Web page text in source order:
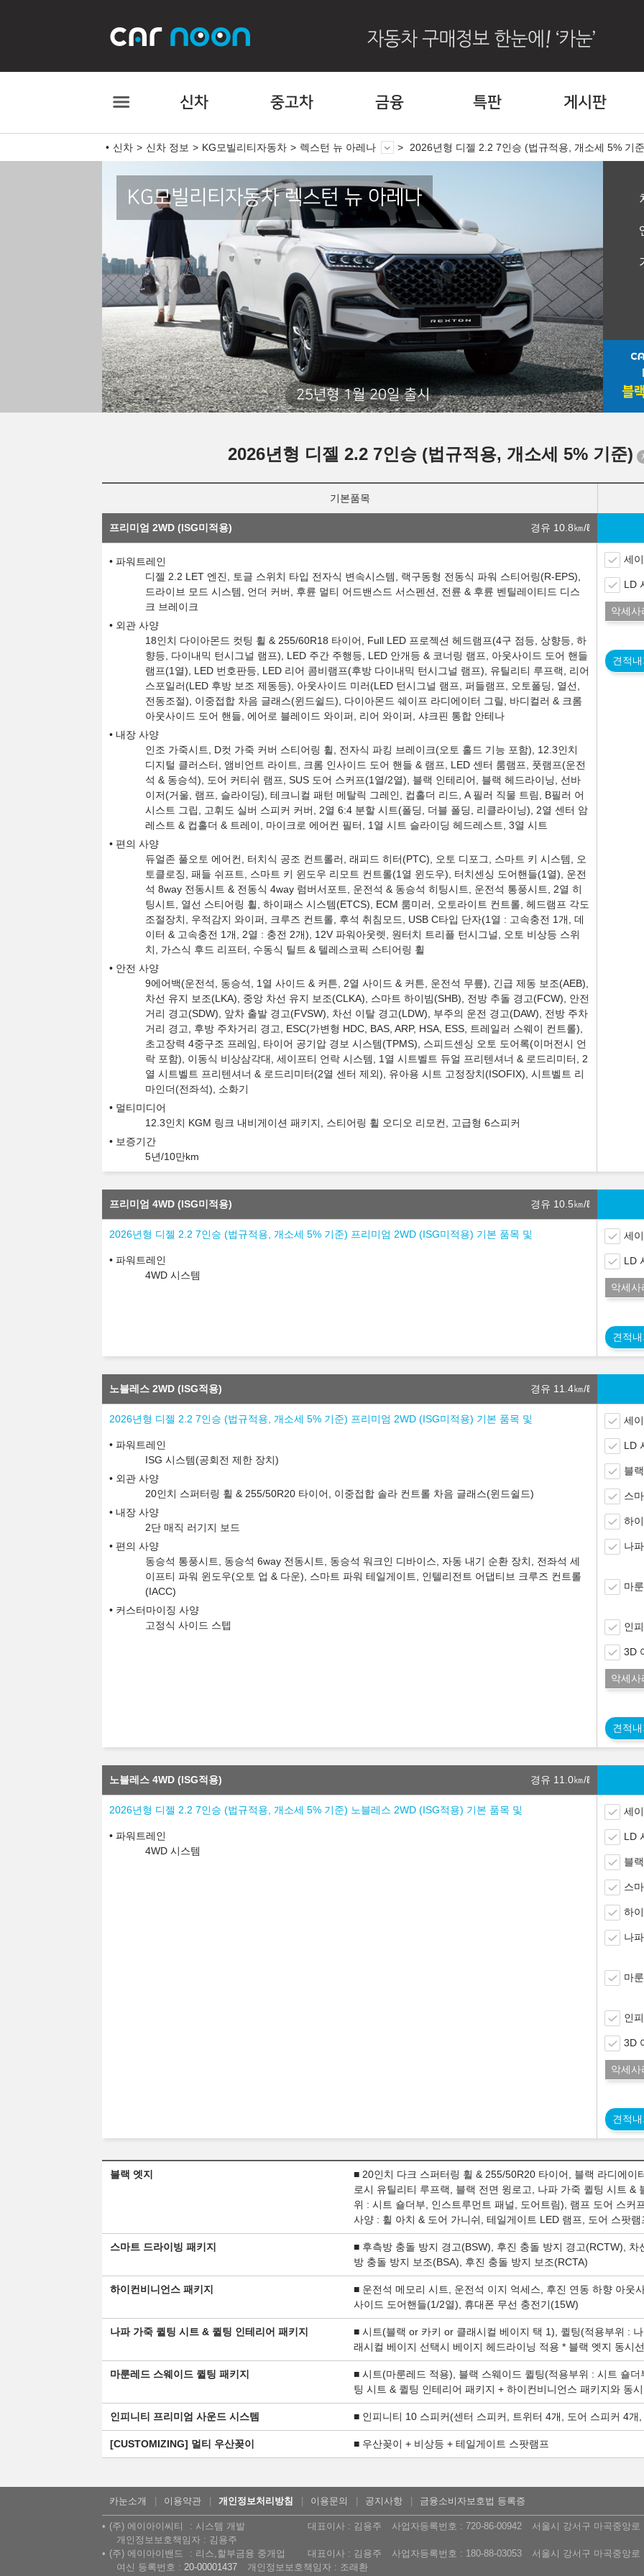
신차 중고차 금융 특판 게시판
신차 신차 정보 KG모빌리티자동차 렉스턴 뉴 아레나 2026년형 디젤 2.2 7인승 (법규적용, 개소세 5% 기
KG모빌리티자동차 렉스턴 뉴 아레나
25년형 1월 20일 출시
2026년형 디젤 2.2 7인승 (법규적용, 개소세 5% 기준)
기본품목
프리미엄 2WD (ISG미적용) 경유 10.8㎞/ℓ
파워트레인
디젤 2.2 LET 엔진, 토글 스위치 타입 전자식 변속시스템, 랙구동형 전동식 파워 스티어링(R-EPS),
드라이브 모드 시스템, 언더 커버, 후륜 멀티 어드밴스드 서스펜션, 전륜 & 후륜 벤틸레이티드 디스
크 브레이크
외관 사양
18인치 다이아몬드 컷팅 휠 & 255/60R18 타이어, Full LED 프로젝션 헤드램프(4구 점등, 상향등, 하
향등, 다이내믹 턴시그널 램프), LED 주간 주행등, LED 안개등 & 코너링 램프, 아웃사이드 도어 핸들
램프(1열), LED 번호판등, LED 리어 콤비램프(후방 다이내믹 턴시그널 램프), 유틸리티 루프랙, 리어
스포일러(LED 후방 보조 제동등), 아웃사이드 미러(LED 턴시그널 램프, 퍼들램프, 오토폴딩, 열선,
전동조절), 이중접합 차음 글래스(윈드쉴드), 다이아몬드 쉐이프 라디에이터 그릴, 바디컬러 & 크롬
아웃사이드 도어 핸들, 에어로 블레이드 와이퍼, 리어 와이퍼, 샤크핀 통합 안테나
내장 사양
인조 가죽시트, D컷 가죽 커버 스티어링 휠, 전자식 파킹 브레이크(오토 홀드 기능 포함), 12.3인치
디지털 클러스터, 앰비언트 라이트, 크롬 인사이드 도어 핸들 & 램프, LED 센터 룸램프, 풋램프(운전
석 & 동승석), 도어 커티쉬 램프, SUS 도어 스커프(1열/2열), 블랙 인테리어, 블랙 헤드라이닝, 선바
이저(거울, 램프, 슬라이딩), 테크니컬 패턴 메탈릭 그레인, 컵홀더 리드, A 필러 직물 트림, B필러 어
시스트 그립, 고휘도 실버 스피커 커버, 2열 6:4 분할 시트(폴딩, 더블 폴딩, 리클라이닝), 2열 센터 암
레스트 & 컵홀더 & 트레이, 마이크로 에어컨 필터, 1열 시트 슬라이딩 헤드레스트, 3열 시트
편의 사양
듀얼존 풀오토 에어컨, 터치식 공조 컨트롤러, 래피드 히터(PTC), 오토 디포그, 스마트 키 시스템, 오
토클로징, 패들 쉬프트, 스마트 키 윈도우 리모트 컨트롤(1열 윈도우), 터치센싱 도어핸들(1열), 운전
석 8way 전동시트 & 전동식 4way 럼버서포트, 운전석 & 동승석 히팅시트, 운전석 통풍시트, 2열 히
팅시트, 열선 스티어링 휠, 하이패스 시스템(ETCS), ECM 룸미러, 오토라이트 컨트롤, 헤드램프 각도
조절장치, 우적감지 와이퍼, 크루즈 컨트롤, 후석 취침모드, USB C타입 단자(1열 : 고속충전 1개, 데
이터 & 고속충전 1개, 2열 : 충전 2개), 12V 파워아웃렛, 원터치 트리플 턴시그널, 오토 비상등 스위
치, 가스식 후드 리프터, 수동식 틸트 & 텔레스코픽 스티어링 휠
안전 사양
9에어백(운전석, 동승석, 1열 사이드 & 커튼, 2열 사이드 & 커튼, 운전석 무릎), 긴급 제동 보조(AEB),
차선 유지 보조(LKA), 중앙 차선 유지 보조(CLKA), 스마트 하이빔(SHB), 전방 추돌 경고(FCW), 안전
거리 경고(SDW), 앞차 출발 경고(FVSW), 차선 이탈 경고(LDW), 부주의 운전 경고(DAW), 전방 주차
거리 경고, 후방 주차거리 경고, ESC(가변형 HDC, BAS, ARP, HSA, ESS, 트레일러 스웨이 컨트롤),
초고장력 4중구조 프레임, 타이어 공기압 경보 시스템(TPMS), 스피드센싱 오토 도어록(이머전시 언
락 포함), 이동식 비상삼각대, 세이프티 언락 시스템, 1열 시트벨트 듀얼 프리텐셔너 & 로드리미터, 2
열 시트벨트 프리텐셔너 & 로드리미터(2열 센터 제외), 유아용 시트 고정장치(ISOFIX), 시트벨트 리
마인더(전좌석), 소화기
멀티미디어
12.3인치 KGM 링크 내비게이션 패키지, 스티어링 휠 오디오 리모컨, 고급형 6스피커
보증기간
5년/10만km
세
LD
악세사
견적
프리미엄 4WD (ISG미적용) 경유 10.5㎞/ℓ
2026년형 디젤 2.2 7인승 (법규적용, 개소세 5% 기준) 프리미엄 2WD (ISG미적용) 기본 품목 및
파워트레인
4WD 시스템
세
LD
악세사
견적
노블레스 2WD (ISG적용) 경유 11.4㎞/ℓ
2026년형 디젤 2.2 7인승 (법규적용, 개소세 5% 기준) 프리미엄 2WD (ISG미적용) 기본 품목 및
파워트레인
ISG 시스템(공회전 제한 장치)
외관 사양
20인치 스퍼터링 휠 & 255/50R20 타이어, 이중접합 솔라 컨트롤 차음 글래스(윈드쉴드)
내장 사양
2단 매직 러기지 보드
편의 사양
동승석 통풍시트, 동승석 6way 전동시트, 동승석 워크인 디바이스, 자동 내기 순환 장치, 전좌석 세
이프티 파워 윈도우(오토 업 & 다운), 스마트 파워 테일게이트, 인텔리전트 어댑티브 크루즈 컨트롤
(IACC)
커스터마이징 사양
고정식 사이드 스텝
세
LD
블
스
하
나
마
인
3D
악세사
견적
노블레스 4WD (ISG적용) 경유 11.0㎞/ℓ
2026년형 디젤 2.2 7인승 (법규적용, 개소세 5% 기준) 노블레스 2WD (ISG적용) 기본 품목 및
파워트레인
4WD 시스템
세
LD
블
스
하
나
마
인
3D
악세사
견적
블랙 엣지
■ 20인치 다크 스퍼터링 휠 & 255/50R20 타이어, 블랙 라디에이
로시 유틸리티 루프랙, 블랙 전면 윙로고, 나파 가죽 퀼팅 시트 &
위 : 시트 숄더부, 인스트루먼트 패널, 도어트림), 램프 도어 스커
사양 : 휠 아치 & 도어 가니쉬, 테일게이트 LED 램프, 도어 스팟
스마트 드라이빙 패키지
■ 후측방 충돌 방지 경고(BSW), 후진 충돌 방지 경고(RCTW),
방 충돌 방지 보조(BSA), 후진 충돌 방지 보조(RCTA)
하이컨비니언스 패키지
■ 운전석 메모리 시트, 운전석 이지 억세스, 후진 연동 하향 아웃
사이드 도어핸들(1/2열), 휴대폰 무선 충전기(15W)
나파 가죽 퀼팅 시트 & 퀼팅 인테리어 패키지
■ 시트(블랙 or 카키 or 클래시컬 베이지 택 1), 퀼팅(적용부위 :
래시컬 베이지 선택시 베이지 헤드라이닝 적용 * 블랙 엣지 동시
마룬레드 스웨이드 퀼팅 패키지
■ 시트(마룬레드 적용), 블랙 스웨이드 퀼팅(적용부위 : 시트 숄
팅 시트 & 퀼팅 인테리어 패키지 + 하이컨비니언스 패키지와 동
인피니티 프리미엄 사운드 시스템 ■ 인피니티 10 스피커(센터 스피커, 트위터 4개, 도어 스피커 4개
[CUSTOMIZING] 멀티 우산꽂이 ■ 우산꽂이 + 비상등 + 테일게이트 스팟램프
카눈소개 이용약관 개인정보처리방침 이용문의 공지사항 금융소비자보호법 등록증
(주) 에이아이씨티 시스템 개발 대표이사 : 김용주 사업자등록번호 : 720-86-00942
서울시 강서구 마곡중앙
개인정보보호책임자 : 김용주
(주) 에이아이밴드
리스,할부금융 중개업 대표이사 : 김용주 사업자등록번호 : 180-88-03053
서울시 강서구 마곡중앙
여신 등록번호 : 20-00001437 개인정보보호책임자 : 조래환